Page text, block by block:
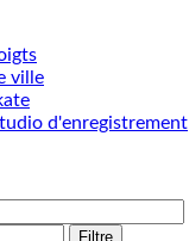
ville
d'enregistrement
Filtre